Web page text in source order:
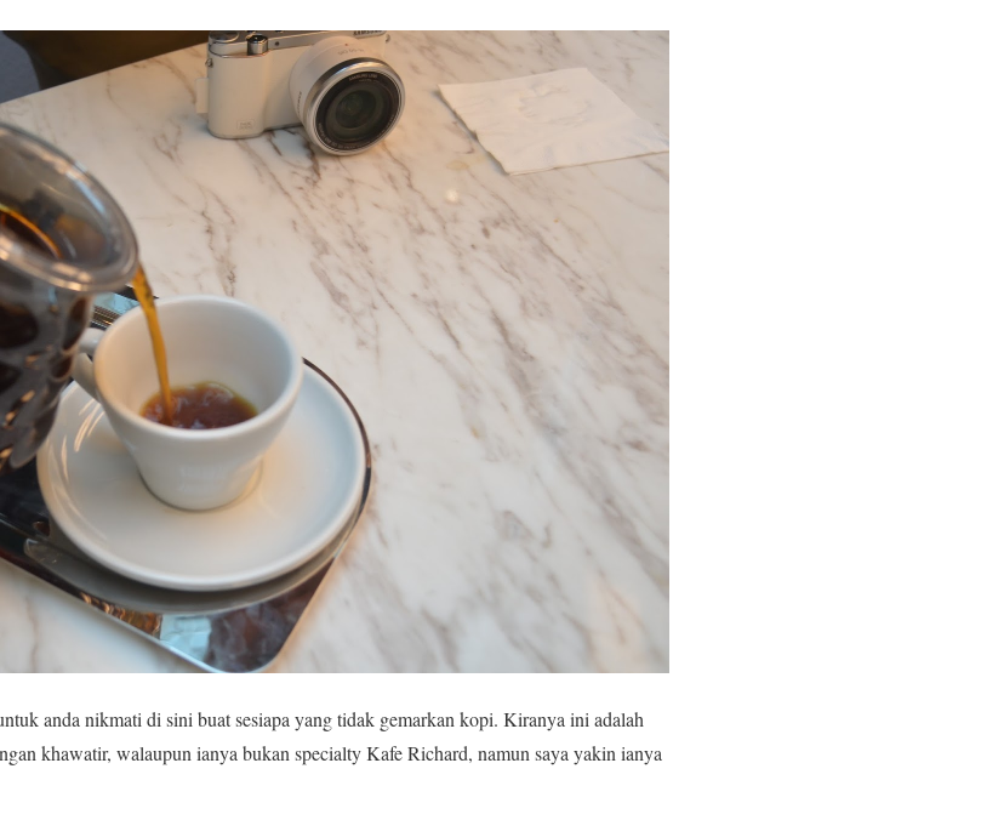
anda nikmati di sini buat sesiapa yang tidak gemarkan kopi. Kiranya ini adalah
khawatir, walaupun ianya bukan specialty Kafe Richard, namun saya yakin ianya